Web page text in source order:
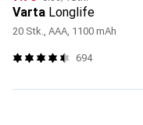
Varta Longlife
20 Stk., AAA, 1100 mAh
694